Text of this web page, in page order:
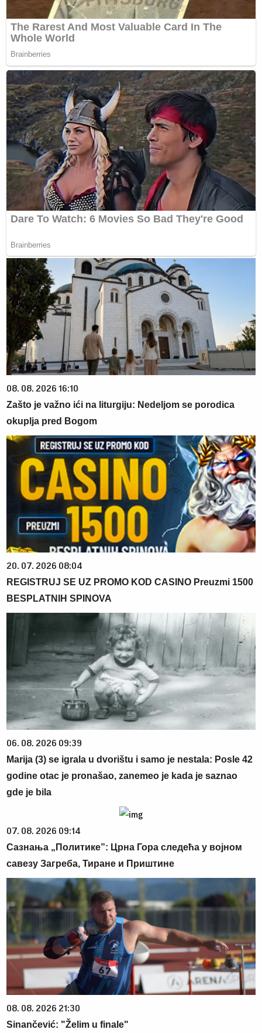
08. 08. 2026 16:10
Zašto je važno ići na liturgiju: Nedeljom se porodica
okuplja pred Bogom
20. 07. 2026 08:04
REGISTRUJ SE UZ PROMO KOD CASINO Preuzmi 1500
BESPLATNIH SPINOVA
06. 08. 2026 09:39
Marija (3) se igrala u dvorištu i samo je nestala: Posle 42
godine otac je pronašao, zanemeo je kada je saznao
gde je bila
07. 08. 2026 09:14
Сазнања „Политике”: Црна Гора следећа у војном
савезу Загреба, Тиране и Приштине
08. 08. 2026 21:30
Sinančević: "Želim u finale"